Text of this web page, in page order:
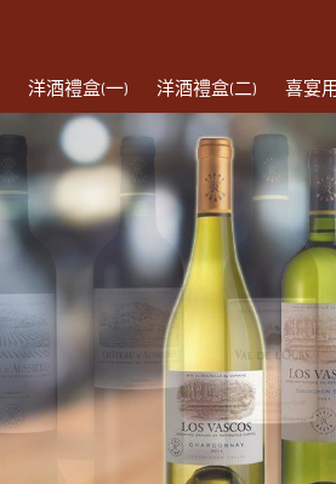
洋酒禮盒(一) 洋酒禮盒(二) 喜宴